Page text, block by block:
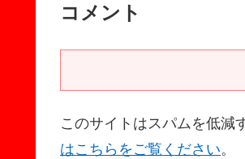
コメント
このサイトはスパムを低減
はこちらをご覧ください。